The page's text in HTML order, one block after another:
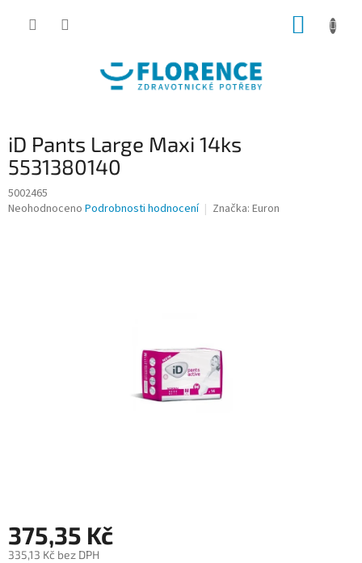
iD Pants Large Maxi 14ks
5531380140
5002465
Průměrné
Neohodnoceno Podrobnosti hodnocení Značka: Euron
375,35 Kč
335,13 Kč bez DPH